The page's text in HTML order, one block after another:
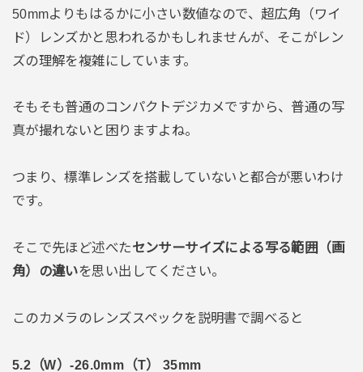
50mmよりもはるかに小さい数値なので、超広角（ワイ
ド）レンズかと思われるかもしれませんが、そこがレン
ズの理解を複雑にしています。
そもそも普通のコンパクトデジカメですから、普通の写
真が撮れないと困りますよね。
つまり、標準レンズを搭載していないと都合が悪いわけ
です。
そこで先ほど述べたセンサーサイズによる写る範囲（画
角）の違いを思い出してください。
このカメラのレンズスペックを説明書で調べると
5.2（W）-26.0mm（T） 35mm